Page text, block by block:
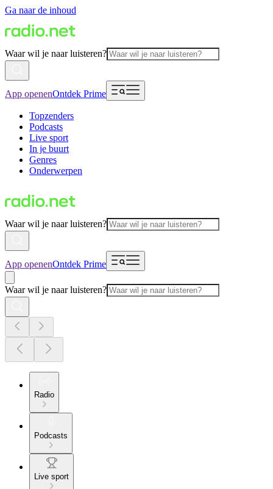
Ga naar de inhoud
Waar wil je naar luisteren?
App openenOntdek Prime
Topzenders
Podcasts
Live sport
In je buurt
Genres
Onderwerpen
Waar wil je naar luisteren?
App openenOntdek Prime
Waar wil je naar luisteren?
Radio
Podcasts
Live sport